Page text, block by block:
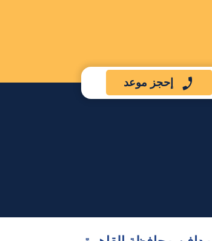
إحجز موعد